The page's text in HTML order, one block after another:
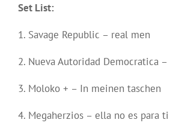
Set List:
1. Savage Republic – real men
2. Nueva Autoridad Democratica –
3. Moloko + – In meinen taschen
4. Megaherzios – ella no es para ti